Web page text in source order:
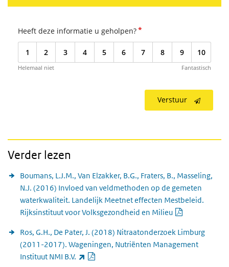
Heeft deze informatie u geholpen?*
1 2 3 4 5 6 7 8 9 10
Helemaal niet Fantastisch
Verstuur
Verder lezen
Boumans, L.J.M., Van Elzakker, B.G., Fraters, B., Masseling,
N.J. (2016) Invloed van veldmethoden op de gemeten
waterkwaliteit. Landelijk Meetnet effecten Mestbeleid.
Rijksinstituut voor Volksgezondheid en Milieu
Ros, G.H., De Pater, J. (2018) Nitraatonderzoek Limburg
(2011-2017). Wageningen, Nutriënten Management
Instituut NMI B.V.